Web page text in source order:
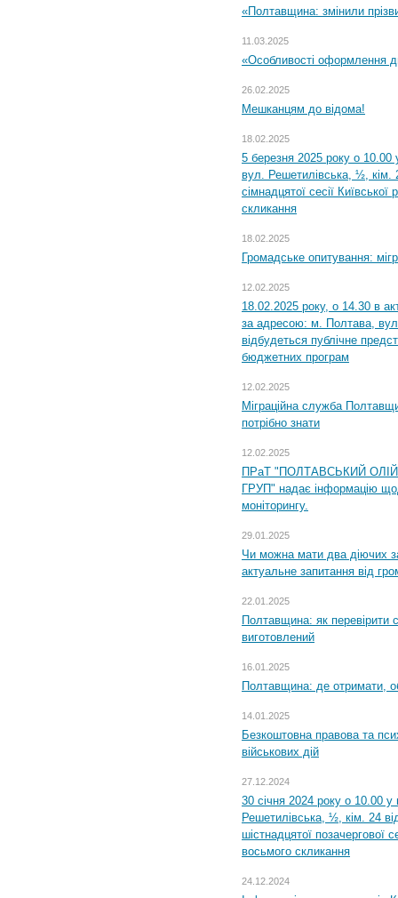
«Полтавщина: змінили
11.03.2025
«Особливості оформлення
26.02.2025
Мешканцям до відома!
18.02.2025
5 березня 2025 року о 10.00
вул. Решетилівська, ½, кім.
сімнадцятої сесії
скликання
18.02.2025
Громадське опитування:
12.02.2025
18.02.2025 року, о 14.30 в
за адресою: м. Полтава,
відбудеться публічне
бюджетних програм
12.02.2025
Міграційна служба
потрібно знати
12.02.2025
ПРаТ "ПОЛТАВСЬКИЙ
ГРУП" надає інформацію
моніторингу.
29.01.2025
Чи можна мати два діючих
актуальне запитання від
22.01.2025
Полтавщина: як перевірити
виготовлений
16.01.2025
Полтавщина: де отримати,
14.01.2025
Безкоштовна правова та
військових дій
27.12.2024
30 січня 2024 року о 10.00 у
Решетилівська, ½, кім. 24
шістнадцятої позачергової
восьмого скликання
24.12.2024